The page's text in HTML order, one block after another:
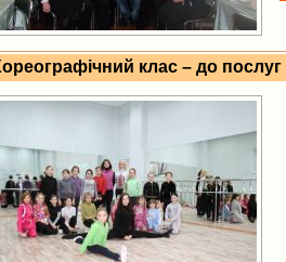
клас – до послуг